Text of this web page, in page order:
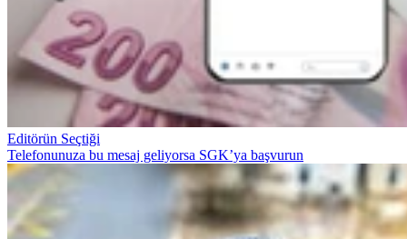
Editörün Seçtiği
Telefonunuza bu mesaj geliyorsa SGK’ya başvurun